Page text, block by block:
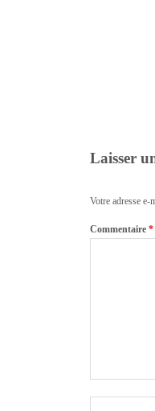
Laisser
Votre adresse e-
Commentaire *